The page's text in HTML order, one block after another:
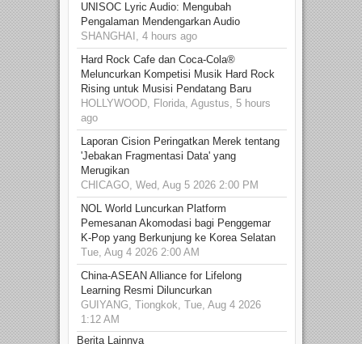
UNISOC Lyric Audio: Mengubah
Pengalaman Mendengarkan Audio
SHANGHAI, 4 hours ago
Hard Rock Cafe dan Coca-Cola®
Meluncurkan Kompetisi Musik Hard Rock
Rising untuk Musisi Pendatang Baru
HOLLYWOOD, Florida, Agustus, 5 hours
ago
Laporan Cision Peringatkan Merek tentang
'Jebakan Fragmentasi Data' yang
Merugikan
CHICAGO, Wed, Aug 5 2026 2:00 PM
NOL World Luncurkan Platform
Pemesanan Akomodasi bagi Penggemar
K-Pop yang Berkunjung ke Korea Selatan
Tue, Aug 4 2026 2:00 AM
China-ASEAN Alliance for Lifelong
Learning Resmi Diluncurkan
GUIYANG, Tiongkok, Tue, Aug 4 2026
1:12 AM
Berita Lainnya